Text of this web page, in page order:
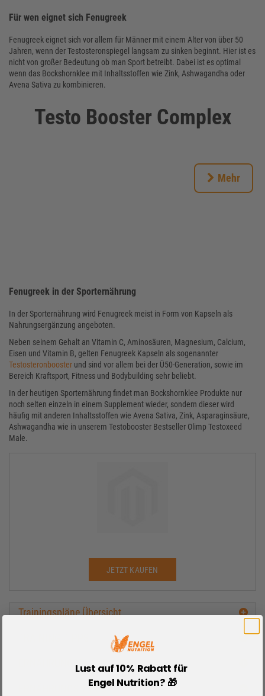
Für wen eignet sich Fenugreek
Fenugreek eignet sich vor allem für Männer mit einem Alter von über 50
Jahren, wenn der Testosteronspiegel langsam zu sinken beginnt. Hier ist es
nicht von großer Bedeutung ob man Sport betreibt. Dabei ist es optimal
wenn das Bockshornklee mit Inhaltsstoffen wie Zink, Ashwagandha oder
Avena Sativa zu kombinieren.
Testo Booster Complex
Mehr
Fenugreek in der Sporternährung
In der Sporternährung wird Fenugreek meist in Form von Kapseln als
Nahrungsergänzung angeboten.
Neben seinem Gehalt an Vitamin C, Aminosäuren, Magnesium, Calcium,
Eisen und Vitamin B, gelten Fenugreek Kapseln als sogenannter
Testosteronbooster und sind vor allem bei der Ü50-Generation, sowie im
Bereich Kraftsport, Fitness und Bodybuilding sehr beliebt.
In der heutigen Sporternährung findet man Bockshornklee Produkte nur
noch selten einzeln in einem Supplement wieder, sondern dieser wird
häufig mit anderen Inhaltsstoffen wie Avena Sativa, Zink, Asparaginsäure,
Ashwagandha wie in unserem Testobooster Bestseller Olimp Testoxeed
Male.
JETZT KAUFEN
Trainingspläne Übersicht
ERNÄHRUNGSPLÄNE ÜBERSICHT
ERNÄHRUNGS TIPPS
Lust auf 10% Rabatt für
Engel Nutrition? 🎁